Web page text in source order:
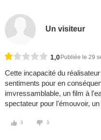
Un visiteur
1,0 Publiée le 29
Cette incapacité du
sentiments pour en
imvressamblable, un film à
spectateur pour l'émouvoir,
3 3